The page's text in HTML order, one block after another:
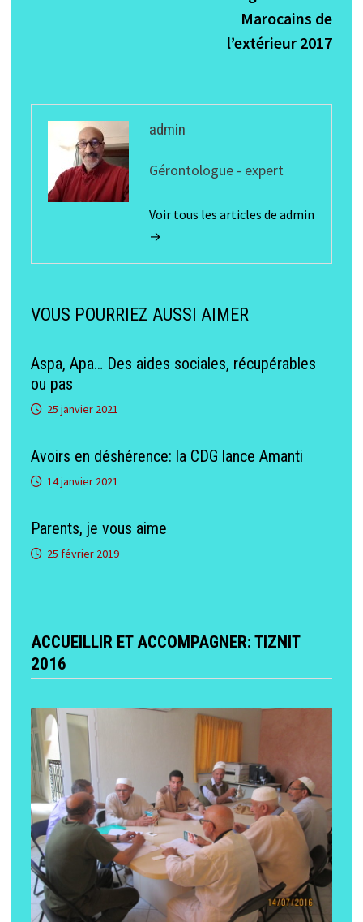
Marocains de
l’extérieur 2017
admin
Gérontologue - expert
Voir tous les articles de admin
→
VOUS POURRIEZ AUSSI AIMER
Aspa, Apa… Des aides sociales, récupérables
ou pas
25 janvier 2021
Avoirs en déshérence: la CDG lance Amanti
14 janvier 2021
Parents, je vous aime
25 février 2019
ACCUEILLIR ET ACCOMPAGNER: TIZNIT
2016